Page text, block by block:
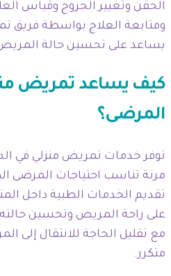
الحقن وتغيير الجروح وقياس
ومتابعة العلاج بواسطة فريق
يساعد على تحسين حالة
كيف يساعد تمريض
المرضى؟
توفر خدمات تمريض منزلي في
مرنة تناسب احتياجات المرضى
تقديم الخدمات الطبية داخل
على راحة المريض وتحسين
مع تقليل الحاجة للانتقال إلى
متكرر.